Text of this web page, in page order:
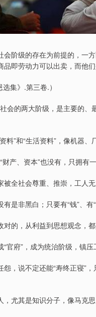
阶级的存在为前提的，一
即劳动力可以出卖，而他
集》.第三卷.）
会的两大阶级，是主要的
料”和“生活资料”，像机器、
产、资本”也没有，只拥有
全社会尊重、推崇，工人无
是非黑白；只要有“钱”、有
的，从利益到思想观念，都
官府”，成为统治阶级，镇
，说不定还能“寿终正寝”
尤其是知识分子，像马克